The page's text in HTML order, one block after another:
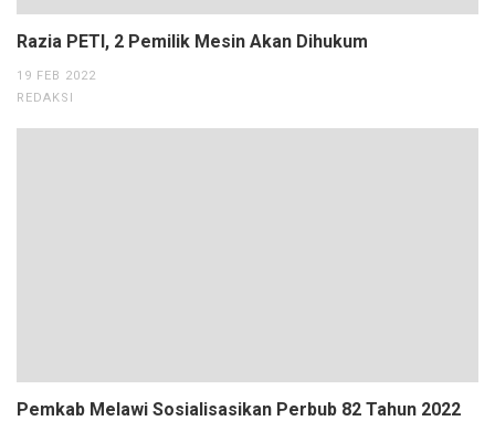
Razia PETI, 2 Pemilik Mesin Akan Dihukum
19 FEB 2022
REDAKSI
Pemkab Melawi Sosialisasikan Perbub 82 Tahun 2022